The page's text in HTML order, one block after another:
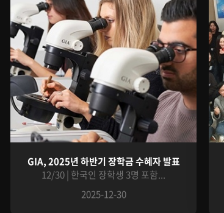
GIA, 2025년 하반기 장학금 수혜자 발표
12/30 | 한국인 장학생 3명 포함...
2025-12-30